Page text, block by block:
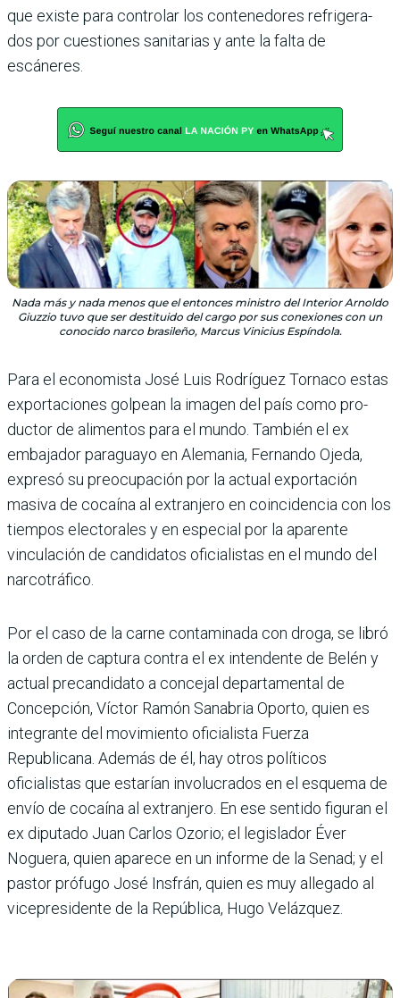
que existe para controlar los contenedores refrigera­
dos por cuestiones sanitarias y ante la falta de
escáneres.
Nada más y nada menos que el entonces ministro del Interior Arnoldo
Giuzzio tuvo que ser destituido del cargo por sus conexiones con un
conocido narco brasileño, Marcus Vinicius Espíndola.
Para el economista José Luis Rodríguez Tornaco estas
exportaciones golpean la imagen del país como pro­
ductor de alimentos para el mundo. También el ex
emba­jador paraguayo en Alema­nia, Fernando Ojeda,
expresó su preocupación por la actual exportación
masiva de cocaína al extranjero en coincidencia con los
tiempos electorales y en especial por la aparente
vinculación de candidatos oficialistas en el mundo del
narcotráfico.
Por el caso de la carne conta­minada con droga, se libró
la orden de captura contra el ex intendente de Belén y
actual precandidato a concejal departamental de
Concep­ción, Víctor Ramón Sanabria Oporto, quien es
integrante del movimiento oficialista Fuerza
Republicana. Ade­más de él, hay otros políti­cos
oficialistas que estarían involucrados en el esquema de
envío de cocaína al extran­jero. En ese sentido figuran el
ex diputado Juan Carlos Ozorio; el legislador Éver
Noguera, quien aparece en un informe de la Senad; y el
pastor prófugo José Insfrán, quien es muy allegado al
vice­presidente de la República, Hugo Velázquez.